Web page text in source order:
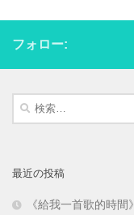
フォロー:
検
最近の投稿
《給我一首歌的時